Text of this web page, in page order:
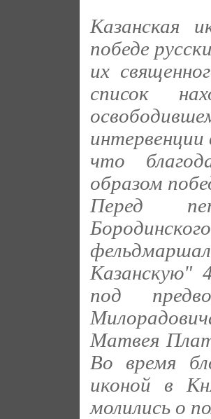
Казанская
победе
их
список
что
образом
Перед
Казанскую"
под
Матвея
Во время
иконой в
молились о